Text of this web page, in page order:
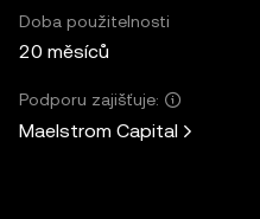
Doba použitelnosti
20 měsíců
Podporu zajišťuje:
Maelstrom Capital